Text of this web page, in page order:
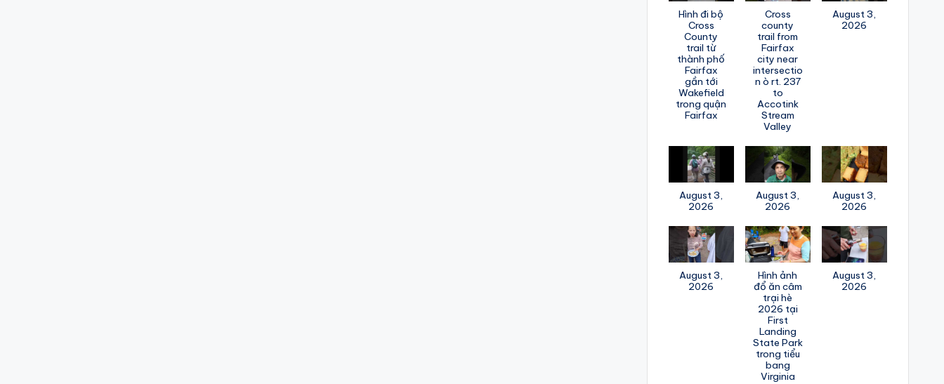
Hình đi bộ
Cross
County
trail từ
thành phố
Fairfax
gần tới
Wakefield
trong quận
Fairfax
Cross
county
trail from
Fairfax
city near
intersectio
n ò rt. 237
to
Accotink
Stream
Valley
August 3,
2026
August 3,
2026
August 3,
2026
August 3,
2026
August 3,
2026
Hình ảnh
đổ ăn câm
trại hè
2026 tại
First
Landing
State Park
trong tiểu
bang
Virginia
August 3,
2026